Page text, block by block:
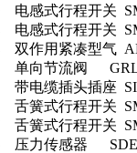
电感式行程开关
电感式行程开关
双作用紧凑型气
单向节流阀
带电缆插头插座
舌簧式行程开关
舌簧式行程开关
压力传感器